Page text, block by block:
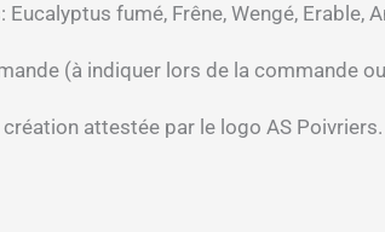
Eucalyptus fumé, Frêne, Wengé, Erable,
(à indiquer lors de la commande
attestée par le logo AS Poivriers.